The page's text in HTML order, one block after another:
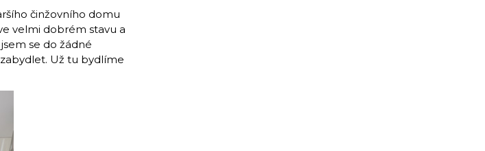
činžovního domu
velmi dobrém stavu a
se do žádné
Už tu bydlíme